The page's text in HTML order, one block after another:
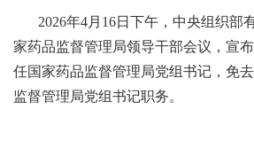
2026年4月16日下午，中央组织部
家药品监督管理局领导干部会议，宣
任国家药品监督管理局党组书记，免
监督管理局党组书记职务。